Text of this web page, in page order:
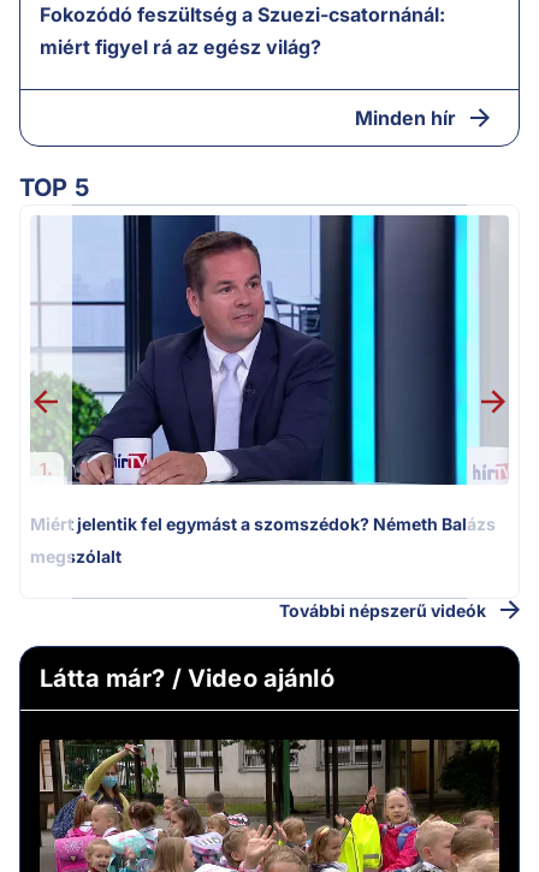
Fokozódó feszültség a Szuezi-csatornánál:
miért figyel rá az egész világ?
Minden hír
TOP 5
1.
Miért jelentik fel egymást a szomszédok? Németh Balázs
megszólalt
További népszerű videók
Látta már? / Video ajánló